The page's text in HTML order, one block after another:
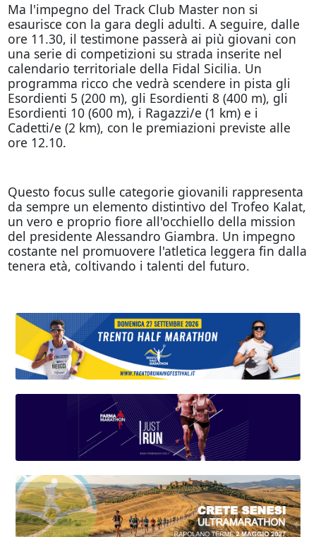
Ma l'impegno del Track Club Master non si
esaurisce con la gara degli adulti. A seguire, dalle
ore 11.30, il testimone passerà ai più giovani con
una serie di competizioni su strada inserite nel
calendario territoriale della Fidal Sicilia. Un
programma ricco che vedrà scendere in pista gli
Esordienti 5 (200 m), gli Esordienti 8 (400 m), gli
Esordienti 10 (600 m), i Ragazzi/e (1 km) e i
Cadetti/e (2 km), con le premiazioni previste alle
ore 12.10.
Questo focus sulle categorie giovanili rappresenta
da sempre un elemento distintivo del Trofeo Kalat,
un vero e proprio fiore all'occhiello della mission
del presidente Alessandro Giambra. Un impegno
costante nel promuovere l'atletica leggera fin dalla
tenera età, coltivando i talenti del futuro.